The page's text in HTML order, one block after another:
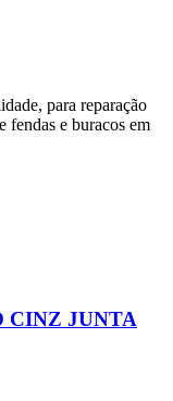
para reparação
fendas e buracos em
CINZ JUNTA